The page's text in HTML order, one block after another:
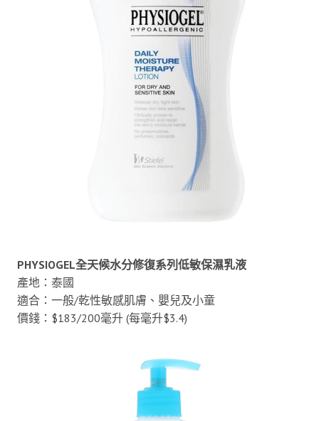
PHYSIOGEL全天候水分修復系列低敏保濕乳液
產地：泰國
適合：一般/乾性敏感肌膚、嬰兒及小童
價錢：$183/200毫升 (每毫升$3.4)